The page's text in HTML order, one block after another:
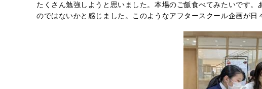
たくさん勉強しようと思いました。本場のご飯食べてみたいです
のではないかと感じました。このようなアフタースクール企画が日